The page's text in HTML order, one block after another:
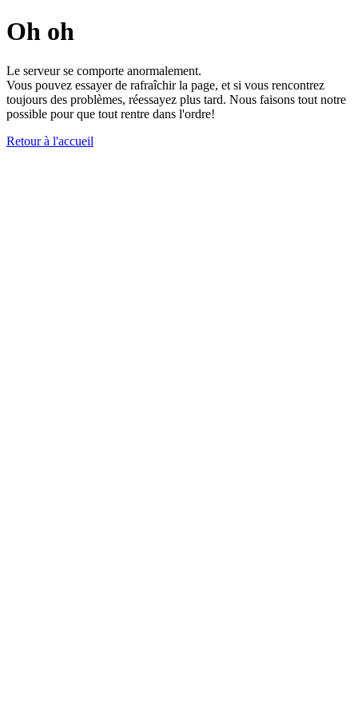
Oh oh
Le serveur se comporte anormalement.
Vous pouvez essayer de rafraîchir la page, et si vous rencontrez
toujours des problèmes, réessayez plus tard. Nous faisons tout notre
possible pour que tout rentre dans l'ordre!
Retour à l'accueil